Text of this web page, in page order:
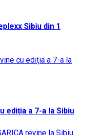
Sibiu din 1
ediția a 7-a la Sibiu